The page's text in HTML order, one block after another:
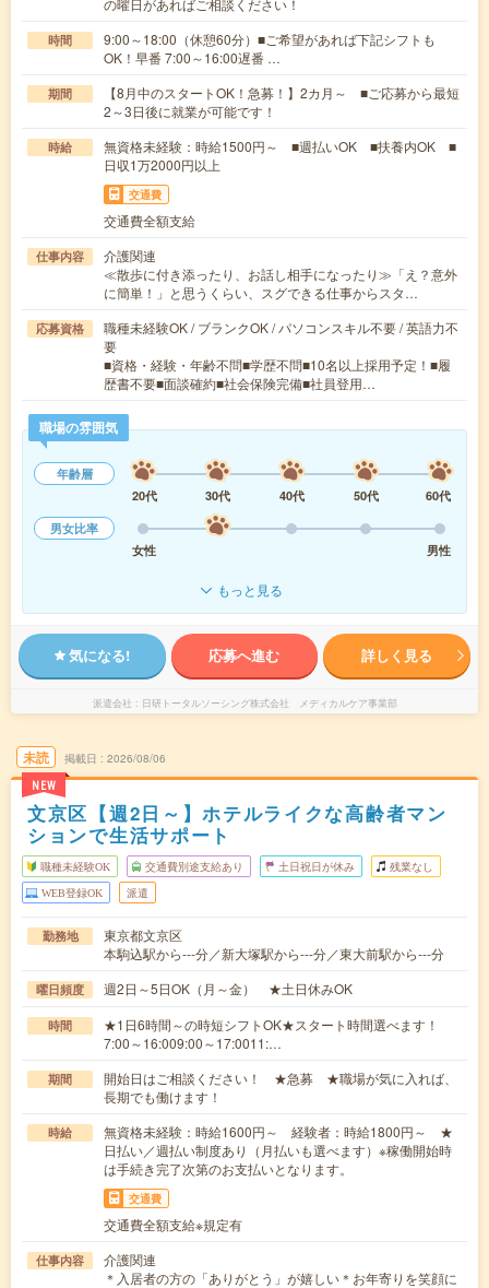
の曜日があればご相談ください！
時間
9:00～18:00（休憩60分）■ご希望があれば下記シフトも
OK！早番 7:00～16:00遅番 …
期間
【8月中のスタートOK！急募！】2カ月～ ■ご応募から最短
2～3日後に就業が可能です！
時給
無資格未経験：時給1500円～ ■週払いOK ■扶養内OK ■
日収1万2000円以上
交通費
交通費全額支給
仕事内容
介護関連
≪散歩に付き添ったり、お話し相手になったり≫「え？意外
に簡単！」と思うくらい、スグできる仕事からスタ…
応募資格
職種未経験OK / ブランクOK / パソコンスキル不要 / 英語力不
要
■資格・経験・年齢不問■学歴不問■10名以上採用予定！■履
歴書不要■面談確約■社会保険完備■社員登用…
職場の雰囲気
年齢層
20代
30代 40代 50代
60代
男女比率
女性
男性
もっと見る
気になる! 応募へ進む 詳しく見る
派遣会社 日研トータルソーシング株式会社 メディカルケア事業部
未読
NEW
掲載日 2026/08/06
文京区【週2日～】ホテルライクな高齢者マン
ションで生活サポート
職種未経験OK 交通費別途支給あり 土日祝日が休み 残業なし
WEB登録OK 派遣
勤務地
東京都文京区
本駒込駅から---分／新大塚駅から---分／東大前駅から---分
曜日頻度 週2日～5日OK（月～金） ★土日休みOK
時間
★1日6時間～の時短シフトOK★スタート時間選べます！
7:00～16:009:00～17:0011:…
期間
開始日はご相談ください！ ★急募 ★職場が気に入れば、
長期でも働けます！
時給
無資格未経験：時給1600円～ 経験者：時給1800円～ ★
日払い／週払い制度あり（月払いも選べます）※稼働開始時
は手続き完了次第のお支払いとなります。
交通費
交通費全額支給※規定有
仕事内容
介護関連
＊入居者の方の「ありがとう」が嬉しい＊お年寄りを笑顔に